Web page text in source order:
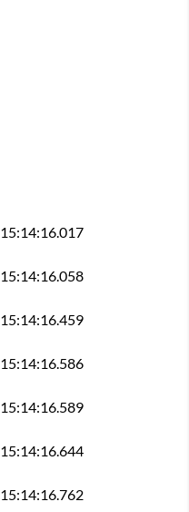
15:14:16.017
15:14:16.058
15:14:16.459
15:14:16.586
15:14:16.589
15:14:16.644
15:14:16.762